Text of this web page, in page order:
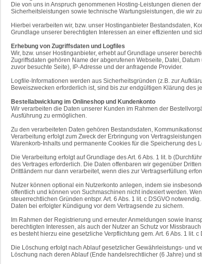
Die von uns in Anspruch genommenen Hosting-Leistungen dienen
Sicherheitsleistungen sowie technische Wartungsleistungen, die wir
Hierbei verarbeiten wir, bzw. unser Hostinganbieter Bestandsdaten,
Grundlage unserer berechtigten Interessen an einer effizienten und
Erhebung von Zugriffsdaten und Logfiles
Wir, bzw. unser Hostinganbieter, erhebt auf Grundlage unserer
Zugriffsdaten gehören Name der abgerufenen Webseite, Datei,
zuvor besuchte Seite), IP-Adresse und der anfragende Provider.
Logfile-Informationen werden aus Sicherheitsgründen (z.B. zur
Beweiszwecken erforderlich ist, sind bis zur endgültigen Klärung des
Bestellabwicklung im Onlineshop und Kundenkonto
Wir verarbeiten die Daten unserer Kunden im Rahmen der
Ausführung zu ermöglichen.
Zu den verarbeiteten Daten gehören Bestandsdaten,
Verarbeitung erfolgt zum Zweck der Erbringung von
Warenkorb-Inhalts und permanente Cookies für die Speicherung des
Die Verarbeitung erfolgt auf Grundlage des Art. 6 Abs. 1 lit. b
des Vertrages erforderlich. Die Daten offenbaren wir gegenüber
Drittländern nur dann verarbeitet, wenn dies zur Vertragserfüllung
Nutzer können optional ein Nutzerkonto anlegen, indem sie
öffentlich und können von Suchmaschinen nicht indexiert werden.
steuerrechtlichen Gründen entspr. Art. 6 Abs. 1 lit. c DSGVO
Daten bei erfolgter Kündigung vor dem Vertragsende zu sichern.
Im Rahmen der Registrierung und erneuter Anmeldungen sowie
berechtigten Interessen, als auch der Nutzer an Schutz vor
es besteht hierzu eine gesetzliche Verpflichtung gem. Art. 6 Abs. 1 lit. c
Die Löschung erfolgt nach Ablauf gesetzlicher Gewährleistungs- und
Löschung nach deren Ablauf (Ende handelsrechtlicher (6 Jahre) und